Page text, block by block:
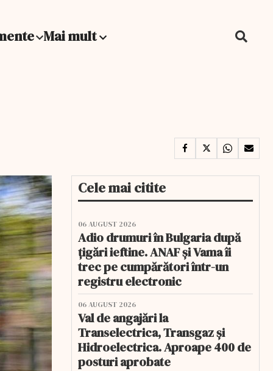
Mai mult
Cele mai citite
06 AUGUST 2026
Adio drumuri în Bulgaria după
țigări ieftine. ANAF și Vama îi
trec pe cumpărători într-un
registru electronic
06 AUGUST 2026
Val de angajări la
Transelectrica, Transgaz și
Hidroelectrica. Aproape 400 de
posturi aprobate